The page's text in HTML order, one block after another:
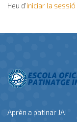
Heu d'iniciar la sessió
Aprèn a patinar JA!